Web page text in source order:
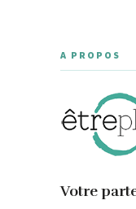
A PROPOS
Votre